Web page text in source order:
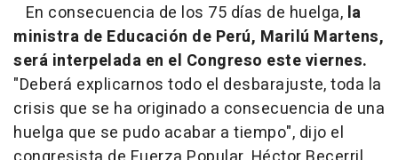
En consecuencia de los 75 días de huelga, la
ministra de Educación de Perú, Marilú Martens,
será interpelada en el Congreso este viernes.
"Deberá explicarnos todo el desbarajuste, toda la
crisis que se ha originado a consecuencia de una
huelga que se pudo acabar a tiempo", dijo el